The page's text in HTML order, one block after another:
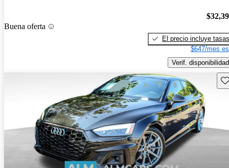
Buena oferta
El precio incluye tasas
$647/mes
Verif. disponibilidad